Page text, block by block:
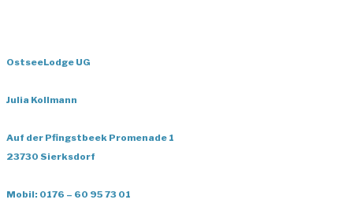
OstseeLodge UG
Julia Kollmann
Auf der Pfingstbeek Promenade 1
23730 Sierksdorf
Mobil: 0176 – 60 95 73 01